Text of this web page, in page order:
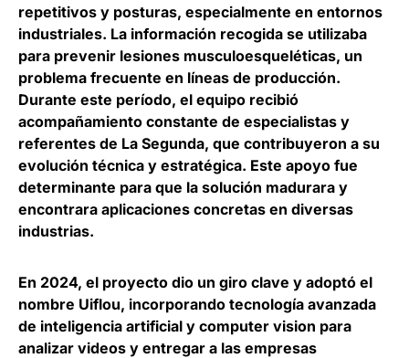
repetitivos y posturas, especialmente en entornos
industriales. La información recogida se utilizaba
para prevenir lesiones musculoesqueléticas, un
problema frecuente en líneas de producción.
Durante este período, el equipo recibió
acompañamiento constante de especialistas y
referentes de La Segunda, que contribuyeron a su
evolución técnica y estratégica. Este apoyo fue
determinante para que la solución madurara y
encontrara aplicaciones concretas en diversas
industrias.
En 2024, el proyecto dio un giro clave y adoptó el
nombre Uiflou, incorporando tecnología avanzada
de inteligencia artificial y computer vision para
analizar videos y entregar a las empresas